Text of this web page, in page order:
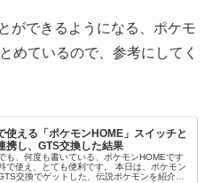
ができるようになる、ポケモ
めているので、参考にしてく
使える「ポケモンHOME」スイッチと
携し、GTS交換した結果
も、何度も書いている、ポケモンHOMEです
で使え、とても便利です。 本日は、ポケモン
交換でゲットした、伝説ポケモンを紹介し